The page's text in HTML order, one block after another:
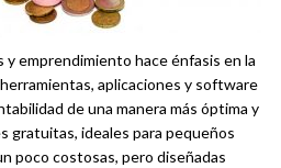
y emprendimiento hace énfasis en la
aplicaciones y software
de una manera más óptima y
gratuitas, ideales para pequeños
poco costosas, pero diseñadas